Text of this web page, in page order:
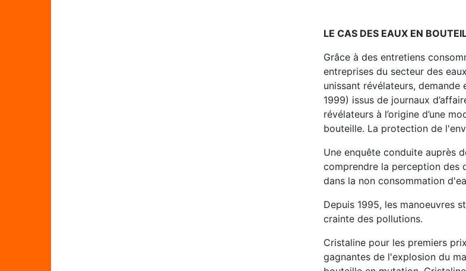
LE CAS DES EAUX EN
Grâce à des entretiens
entreprises du secteur des
unissant révélateurs, demande
1999) issus de journaux
révélateurs à l’origine d’une
bouteille. La protection de
Une enquête conduite auprès
comprendre la perception des
dans la non consommation
Depuis 1995, les manoeuvres
crainte des pollutions.
Cristaline pour les premiers
gagnantes de l'explosion du